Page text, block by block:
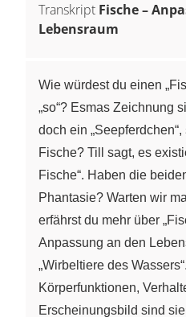
Transkript Fische –
Lebensraum
Wie würdest du einen
„so“? Esmas Zeichnung
doch ein
Fische? Till sagt, es
Fische“. Haben die
Phantasie? Warten wir
erfährst du mehr über
Anpassung an den
„Wirbeltiere des
Körperfunktionen,
Erscheinungsbild sind